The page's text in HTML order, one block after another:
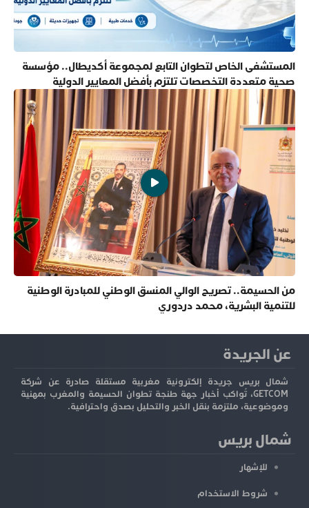
المستشفى الخاص لتطوان التابع لمجموعة أكديطال.. مؤسسة
صحية متعددة التخصصات تلتزم بأفضل المعايير الدولية
من الحسيمة.. تصريح الوالي المنسق الوطني للمبادرة الوطنية
للتنمية البشرية، محمد دردوري
عن الجريدة
شمال بريس جريدة إلكترونية مغربية مستقلة صادرة عن شركة
GETCOM، تُواكب أخبار جهة طنجة تطوان الحسيمة والمغرب بمهنية
وموضوعية، ملتزمة بنقل الخبر والتحليل بصدق واحترافية.
شمال بريس
للإشهار
شروط الاستخدام